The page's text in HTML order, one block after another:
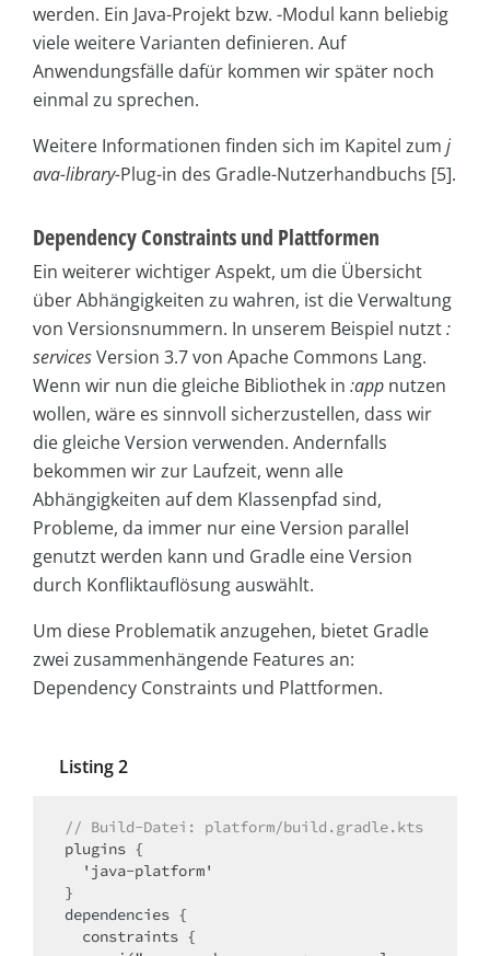
werden. Ein Java-Projekt bzw. -Modul kann beliebig
viele weitere Varianten definieren. Auf
Anwendungsfälle dafür kommen wir später noch
einmal zu sprechen.
Weitere Informationen finden sich im Kapitel zum j
ava-library-Plug-in des Gradle-Nutzerhandbuchs [5].
Dependency Constraints und Plattformen
Ein weiterer wichtiger Aspekt, um die Übersicht
über Abhängigkeiten zu wahren, ist die Verwaltung
von Versionsnummern. In unserem Beispiel nutzt:
servicesVersion 3.7 von Apache Commons Lang.
Wenn wir nun die gleiche Bibliothek in :app nutzen
wollen, wäre es sinnvoll sicherzustellen, dass wir
die gleiche Version verwenden. Andernfalls
bekommen wir zur Laufzeit, wenn alle
Abhängigkeiten auf dem Klassenpfad sind,
Probleme, da immer nur eine Version parallel
genutzt werden kann und Gradle eine Version
durch Konfliktauflösung auswählt.
Um diese Problematik anzugehen, bietet Gradle
zwei zusammenhängende Features an:
Dependency Constraints und Plattformen.
Listing 2
// Build-Datei: platform/build.gradle.kts
plugins {
}
dependencies {